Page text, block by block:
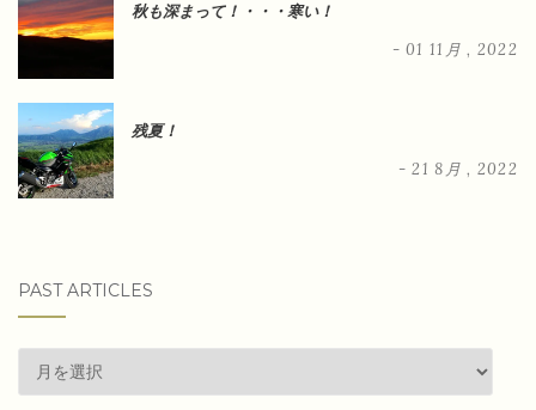
秋も深まって！・・・寒い！
- 01 11月 , 2022
残夏！
- 21 8月 , 2022
PAST ARTICLES
past
articles